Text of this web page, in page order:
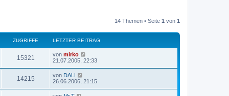
14 Themen • Seite 1 von 1
ZUGRIFFE LETZTER BEITRAG
15321
u
L
e
t
e
r
von mirko
21.07.2005, 22:33
14215Z
u
L
e
von DALI
26.06.2006, 21:15